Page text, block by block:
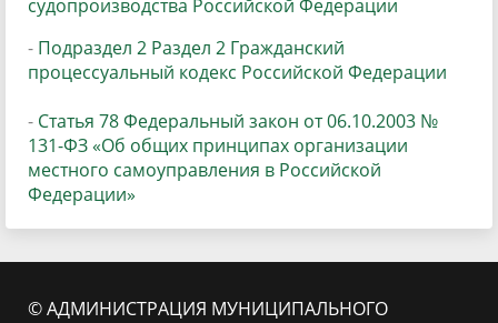
судопроизводства Российской Федерации
- Подраздел 2 Раздел 2 Гражданский
процессуальный кодекс Российской Федерации
- Статья 78 Федеральный закон от 06.10.2003 №
131-ФЗ «Об общих принципах организации
местного самоуправления в Российской
Федерации»
© АДМИНИСТРАЦИЯ МУНИЦИПАЛЬНОГО